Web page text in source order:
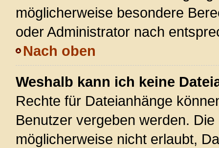
möglicherweise besondere
oder Administrator nach
Nach oben
Weshalb kann ich keine
Rechte für Dateianhänge
Benutzer vergeben werden.
möglicherweise nicht erlaubt,